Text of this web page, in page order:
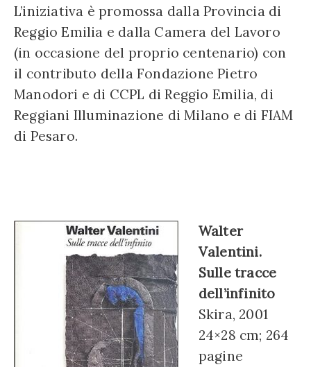
L’iniziativa è promossa dalla Provincia di
Reggio Emilia e dalla Camera del Lavoro
(in occasione del proprio centenario) con
il contributo della Fondazione Pietro
Manodori e di CCPL di Reggio Emilia, di
Reggiani Illuminazione di Milano e di FIAM
di Pesaro.
Walter
Valentini.
Sulle tracce
dell’infinito
Skira, 2001
24×28 cm; 264
pagine